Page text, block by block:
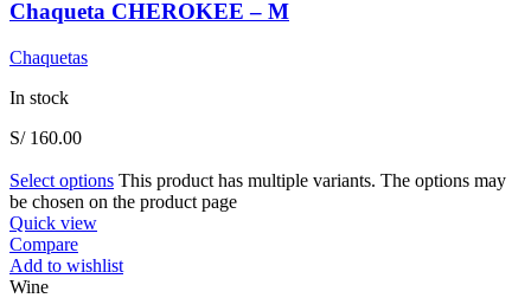
Chaqueta CHEROKEE – M
Chaquetas
In stock
S/160.00
Select options This product has multiple variants. The options may
be chosen on the product page
Quick view
Compare
Add to wishlist
Wine